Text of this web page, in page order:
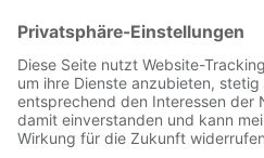
Newsletter